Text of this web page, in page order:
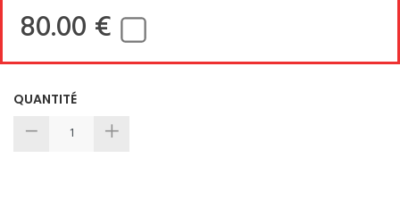
80.00 €
QUANTITÉ